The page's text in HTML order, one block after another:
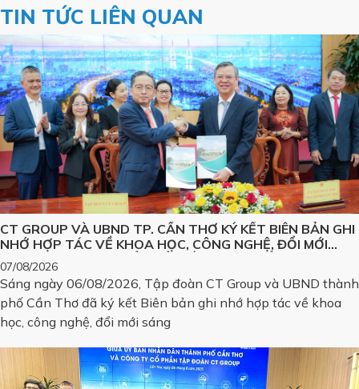
TIN TỨC LIÊN QUAN
CT GROUP VÀ UBND TP. CẦN THƠ KÝ KẾT BIÊN BẢN GHI
NHỚ HỢP TÁC VỀ KHOA HỌC, CÔNG NGHỆ, ĐỔI MỚI
SÁNG TẠO VÀ CHUYỂN ĐỔI SỐ, PHÁT TRIỂN CÁC SẢN
PHẨM CÔNG NGHỆ CHIẾN LƯỢC
07/08/2026
Sáng ngày 06/08/2026, Tập đoàn CT Group và UBND thành
phố Cần Thơ đã ký kết Biên bản ghi nhớ hợp tác về khoa
học, công nghệ, đổi mới sáng